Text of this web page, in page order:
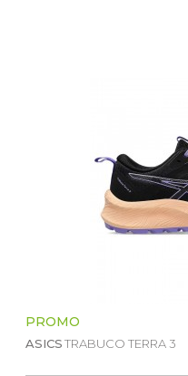
PROMO
ASICSTRABUCO TERRA 3